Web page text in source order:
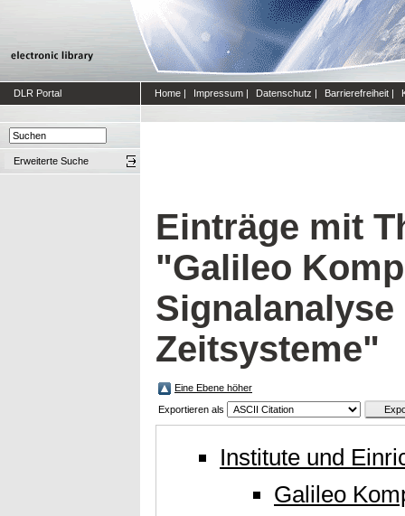
DLR Portal Home | Impressum | Datenschutz | Barrierefreiheit |
Erweiterte Suche
Einträge mit
"Galileo
Signalanalyse
Zeitsysteme"
Eine Ebene höher
Exportieren als
Institute und
Galileo